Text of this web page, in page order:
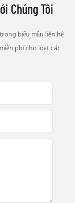
Chúng Tôi
biểu mẫu liên hệ
phí cho loạt các